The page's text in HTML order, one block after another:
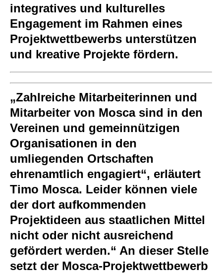
integratives und kulturelles
Engagement im Rahmen eines
Projektwettbewerbs unterstützen
und kreative Projekte fördern.
„Zahlreiche Mitarbeiterinnen und
Mitarbeiter von Mosca sind in den
Vereinen und gemeinnützigen
Organisationen in den
umliegenden Ortschaften
ehrenamtlich engagiert“, erläutert
Timo Mosca. Leider können viele
der dort aufkommenden
Projektideen aus staatlichen Mittel
nicht oder nicht ausreichend
gefördert werden.“ An dieser Stelle
setzt der Mosca-Projektwettbewerb